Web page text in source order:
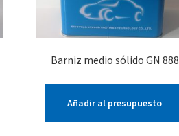
Barniz medio sólido GN 888
Añadir al presupuesto